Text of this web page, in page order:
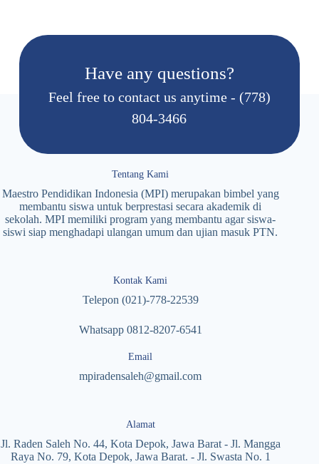
Have any questions?
Feel free to contact us anytime - (778)
804-3466
Tentang Kami
Maestro Pendidikan Indonesia (MPI) merupakan bimbel yang
membantu siswa untuk berprestasi secara akademik di
sekolah. MPI memiliki program yang membantu agar siswa-
siswi siap menghadapi ulangan umum dan ujian masuk PTN.
Kontak Kami
Telepon (021)-778-22539
Whatsapp 0812-8207-6541
Email
mpiradensaleh@gmail.com
Alamat
Jl. Raden Saleh No. 44, Kota Depok, Jawa Barat - Jl. Mangga
Raya No. 79, Kota Depok, Jawa Barat. - Jl. Swasta No. 1